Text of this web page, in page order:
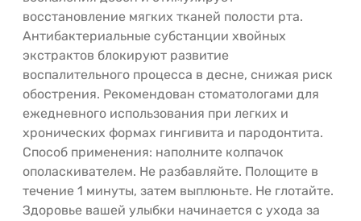
восстановление мягких тканей полости рта.
Антибактериальные субстанции хвойных
экстрактов блокируют развитие
воспалительного процесса в десне, снижая риск
обострения. Рекомендован стоматологами для
ежедневного использования при легких и
хронических формах гингивита и пародонтита.
Способ применения: наполните колпачок
ополаскивателем. Не разбавляйте. Полощите в
течение 1 минуты, затем выплюньте. Не глотайте.
Здоровье вашей улыбки начинается с ухода за